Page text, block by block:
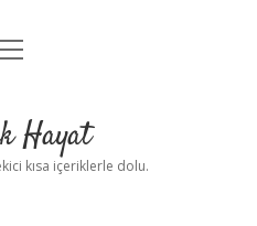
Uyarı
Hayat
kısa içeriklerle dolu.